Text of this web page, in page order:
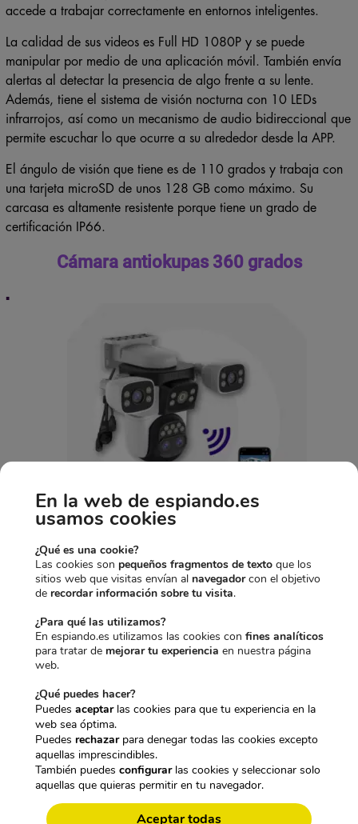
accede a trabajar correctamente en entornos inteligentes.
La calidad de sus videos es Full HD 1080P y se puede
manipular por medio de una aplicación móvil. También envía
alertas al detectar la presencia de algo frente a su lente.
Además, tiene el sistema de visión nocturna con 10 LEDs
infrarrojos, así como un mecanismo de audio bidireccional que
permite escuchar lo que ocurre a su alrededor desde la APP.
El ángulo de visión que tiene es de 110 grados y trabaja con
una tarjeta microSD de unos 128 GB como máximo. Su
carcasa es altamente resistente porque tiene un grado de
certificación IP66.
Cámara antiokupas 360 grados
OFERTA PRODUCTO
CÁMARA DE SEGURIDAD WIFI 5 EN 1 CON
VISIÓN NOCTURNA Y SEGUIMIENTO
229,95€
El
precio
229,95€.
189,95€ El
precio
189,95€.
IVA incl.
Cuando se trata de proteger una vivienda vacía, segunda
residencia, local o nave frente a intentos de ocupación, no
seguridad 5 en 1 con cobertura 360° y sensor
En la web de espiando.es
usamos cookies
¿Qué es una cookie?
Las cookies son pequeños fragmentos de texto que los
sitios web que visitas envían al navegadorcon el objetivo
de recordar información sobre tu visita.
¿Para qué las utilizamos?
En espiando.es utilizamos las cookies con fines analíticos
para tratar de mejorar tu experiencia en nuestra página
web.
¿Qué puedes hacer?
Puedes aceptarlas cookies para que tu experiencia en la
web sea óptima.
Puedes rechazarpara denegar todas las cookies excepto
aquellas imprescindibles.
También puedes configurarlas cookies y seleccionar solo
aquellas que quieras permitir en tu navegador.
Aceptar todas